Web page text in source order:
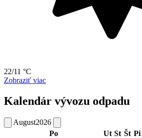
22/11 °C
Zobraziť viac
Kalendár vývozu odpadu
August2026
Po
Ut St Št Pi